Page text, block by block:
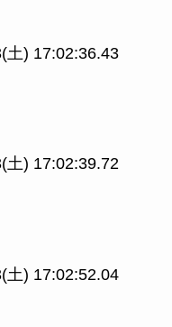
土) 17:02:36.43
土) 17:02:39.72
土) 17:02:52.04